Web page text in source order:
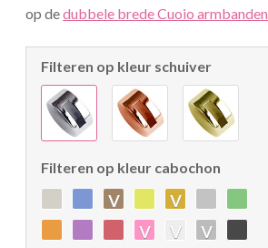
op dedubbele brede Cuoio armbanden.
Filteren op kleur schuiver
Filteren op kleur cabochon
v
v
v
v v